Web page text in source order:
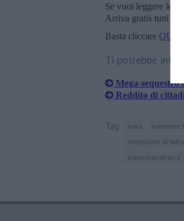
Se vuoi leggere le
Arriva gratis tutti i
Basta cliccare QUI
Ti potrebbe
Mega-sequestro
Reddito di
Tag euro evasione
emissione di
impero austriaco